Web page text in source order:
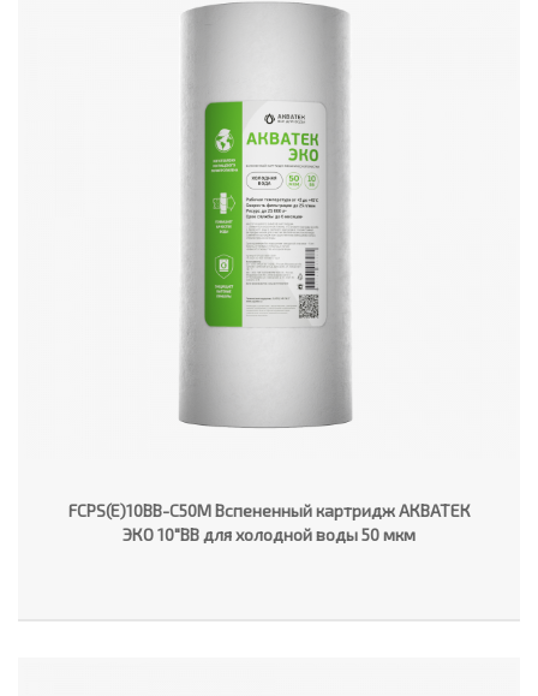
FCPS(E)10BB-C50M Вспененный картридж АКВАТЕК
ЭКО 10"ВВ для холодной воды 50 мкм